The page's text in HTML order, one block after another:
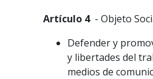
Artículo 4 - Objeto
Defender y
y libertades del
medios de